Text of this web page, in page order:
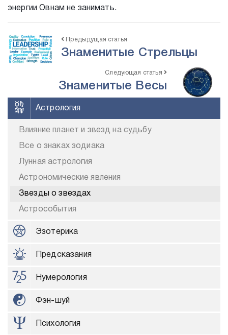
энергии Овнам не занимать.
Предыдущая статья
Знаменитые Стрельцы
Следующая статья
Знаменитые Весы
Астрология
Влияние планет и звезд на судьбу
Все о знаках зодиака
Лунная астрология
Астрономические явления
Звезды о звездах
Астрособытия
Эзотерика
Предсказания
Нумерология
Фэн-шуй
Психология